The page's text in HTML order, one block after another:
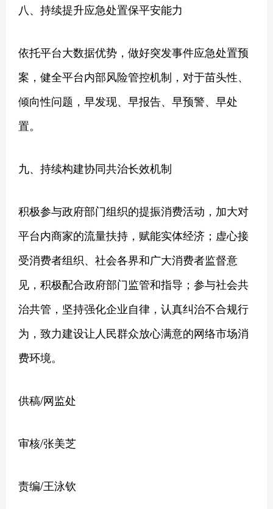
八、持续提升应急处置保平安能力
依托平台大数据优势，做好突发事件应急处置预
案，健全平台内部风险管控机制，对于苗头性、
倾向性问题，早发现、早报告、早预警、早处
置。
九、持续构建协同共治长效机制
积极参与政府部门组织的提振消费活动，加大对
平台内商家的流量扶持，赋能实体经济；虚心接
受消费者组织、社会各界和广大消费者监督意
见，积极配合政府部门监管和指导；参与社会共
治共管，坚持强化企业自律，认真纠治不合规行
为，致力建设让人民群众放心满意的网络市场消
费环境。
供稿/网监处
审核/张美芝
责编/王泳钦